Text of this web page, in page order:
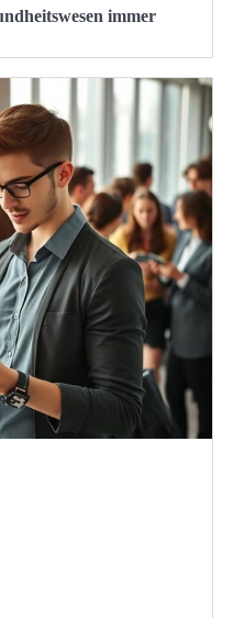
immer